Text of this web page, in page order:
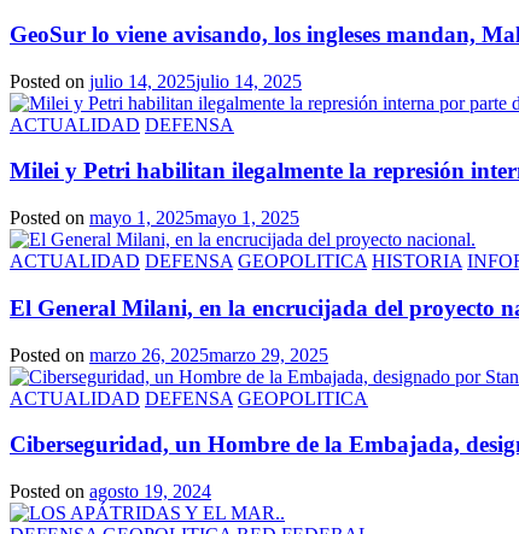
GeoSur lo viene avisando, los ingleses mandan,
Posted on julio 14, 2025julio 14, 2025
ACTUALIDAD DEFENSA
Milei y Petri habilitan ilegalmente la represión
Posted on mayo 1, 2025mayo 1, 2025
ACTUALIDAD DEFENSA GEOPOLITICA HISTORIA
El General Milani, en la encrucijada del proyecto
Posted on marzo 26, 2025marzo 29, 2025
ACTUALIDAD DEFENSA GEOPOLITICA
Ciberseguridad, un Hombre de la Embajada,
Posted on agosto 19, 2024